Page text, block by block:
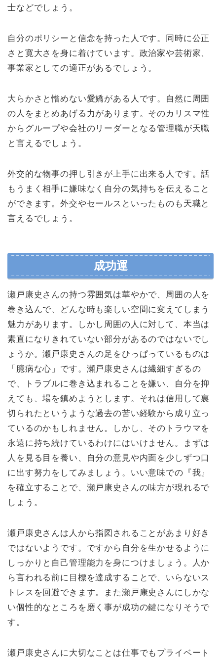
士などでしょう。
自分のポリシーと信念を持った人です。同時に公正
さと寛大さを身に着けています。政治家や芸術家、
事業家としての適正があるでしょう。
大らかさと憎めない愛嬌がある人です。自然に周囲
の人をまとめあげる力があります。そのカリスマ性
からグループや会社のリーダーとなる管理職が天職
と言えるでしょう。
外交的な物事の押し引きが上手に出来る人です。話
もうまく相手に嫌味なく自分の気持ちを伝えること
ができます。外交やセールスといったものも天職と
言えるでしょう。
成功運
瀬戸康史さんの持つ雰囲気は華やかで、周囲の人を
巻き込んで、どんな時も楽しい空間に変えてしまう
魅力があります。しかし周囲の人に対して、本当は
素直になりきれていない部分があるのではないでし
ょうか。瀬戸康史さんの足をひっぱっているものは
「臆病な心」です。瀬戸康史さんは繊細すぎるの
で、トラブルに巻き込まれることを嫌い、自分を抑
えても、場を鎮めようとします。それは信用して裏
切られたというような過去の苦い経験から成り立っ
ているのかもしれません。しかし、そのトラウマを
永遠に持ち続けているわけにはいけません。まずは
人を見る目を養い、自分の意見や内面を少しずつ口
に出す努力をしてみましょう。いい意味での『我』
を確立することで、瀬戸康史さんの味方が現れるで
しょう。
瀬戸康史さんは人から指図されることがあまり好き
ではないようです。ですから自分を生かせるように
しっかりと自己管理能力を身につけましょう。人か
ら言われる前に目標を達成することで、いらないス
トレスを回避できます。また瀬戸康史さんにしかな
い個性的なところを磨く事が成功の鍵になりそうで
す。
瀬戸康史さんに大切なことは仕事でもプライベート